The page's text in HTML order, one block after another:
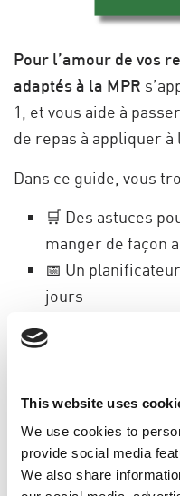
This website uses
We use cookies to
provide social media
We also share
Pour l’amour de vos
adaptés à la MPR
1, et vous aide à
de repas à appliquer à
Dans ce guide, vous
🛒 Des astuces
manger de façon
📅 Un
jours
🍽️ Des recettes
soupers et
garde-manger
💡 Des idées de
recettes
👶🏽 Des